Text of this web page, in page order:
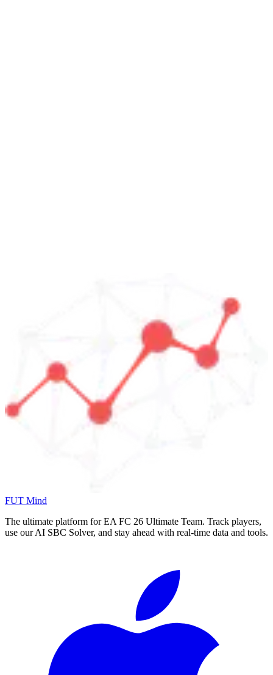
FUT Mind
The ultimate platform for EA FC 26 Ultimate Team. Track players,
use our AI SBC Solver, and stay ahead with real-time data and tools.